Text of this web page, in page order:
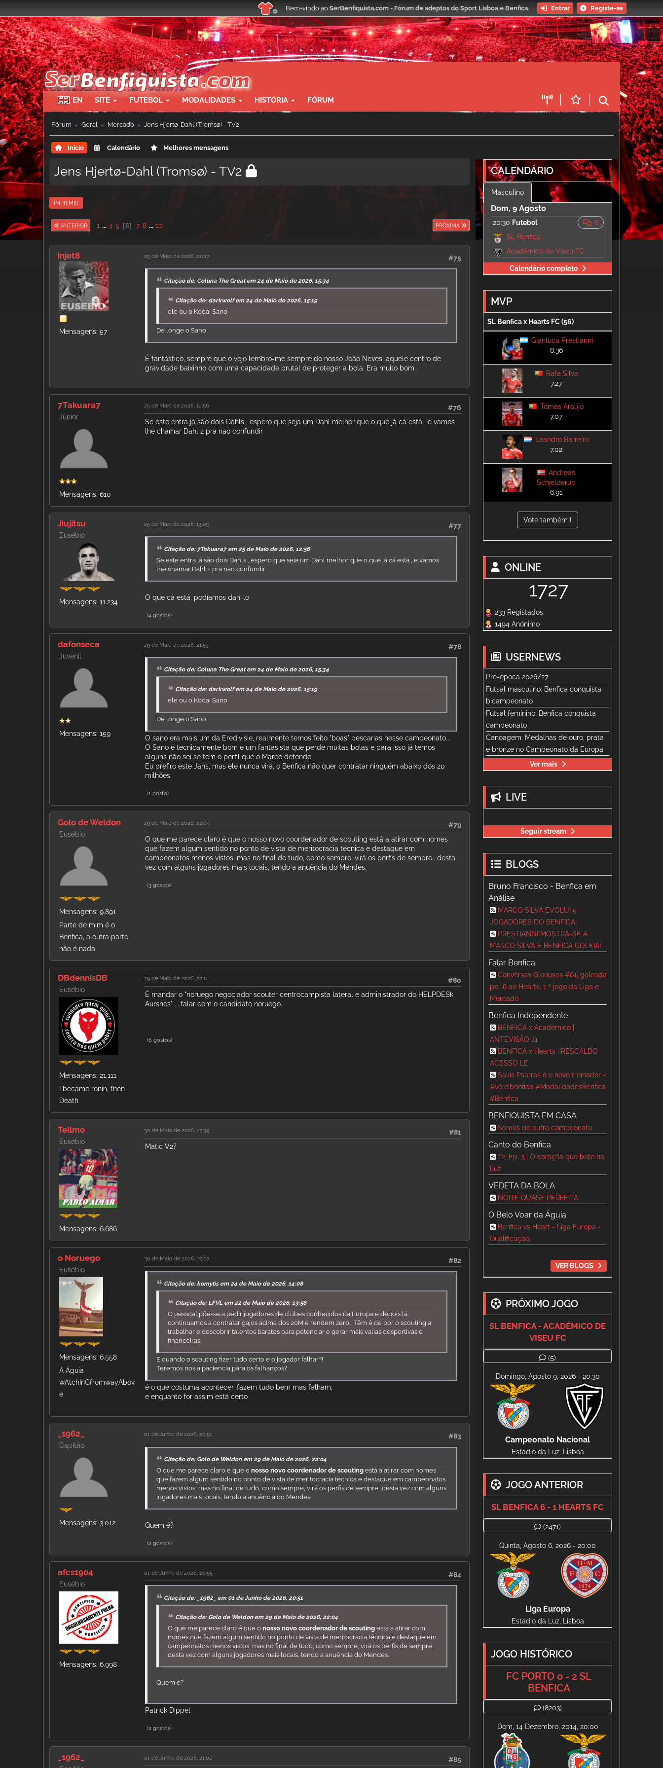
Bem-vindo ao SerBenfiquista.com - Fórum de adeptos do Sport Lisboa e Benfica. Entrar Registe-se
EN SITE FUTEBOL MODALIDADES HISTÓRIA FÓRUM
Fórum ► Geral ► Mercado ► Jens Hjertø-Dahl (Tromsø) - TV2
Início Calendário Melhores mensagens
Jens Hjertø-Dahl (Tromsø) - TV2
IMPRIMIR
ANTERIOR 1 ... 4 5 6 7 8 ... 10 PRÓXIMA
injet8
Mensagens: 57
#75
25 de Maio de 2026, 00:17
Citação de: Coluna The Great em 24 de Maio de 2026, 15:34
Citação de: darkwolf em 24 de Maio de 2026, 15:19
ele ou o Kodai Sano
De longe o Sano
É fantástico, sempre que o vejo lembro-me sempre do nosso João Neves, aquele centro de
gravidade baixinho com uma capacidade brutal de proteger a bola. Era muito bom.
7Takuara7
Júnior
Mensagens: 610
#76
25 de Maio de 2026, 12:56
Se este entra já são dois Dahls , espero que seja um Dahl melhor que o que já cá está , e vamos
lhe chamar Dahl 2 pra nao confundir
Jiujitsu
Eusébio
Mensagens: 11.234
#77
25 de Maio de 2026, 13:09
Citação de: 7Takuara7 em 25 de Maio de 2026, 12:56
Se este entra já são dois Dahls , espero que seja um Dahl melhor que o que já cá está , e vamos
lhe chamar Dahl 2 pra nao confundir
O que cá está, podíamos dah-lo
(4 gostos)
dafonseca
Juvenil
Mensagens: 159
#78
29 de Maio de 2026, 21:53
Citação de: Coluna The Great em 24 de Maio de 2026, 15:34
Citação de: darkwolf em 24 de Maio de 2026, 15:19
ele ou o Kodai Sano
De longe o Sano
O sano era mais um da Eredivisie, realmente temos feito "boas" pescarias nesse campeonato...
O Sano é tecnicamente bom e um fantasista que perde muitas bolas e para isso já temos
alguns não sei se tem o perfil que o Marco defende.
Eu prefiro este Jans, mas ele nunca virá, o Benfica não quer contratar ninguém abaixo dos 20
milhões.
(1 gosto)
Golo de Weldon
Eusébio
Mensagens: 9.891
Parte de mim é o
Benfica, a outra parte
não é nada
#79
29 de Maio de 2026, 22:04
O que me parece claro é que o nosso novo coordenador de scouting está a atirar com nomes
que fazem algum sentido no ponto de vista de meritocracia técnica e destaque em
campeonatos menos vistos, mas no final de tudo, como sempre, virá os perfis de sempre.. desta
vez com alguns jogadores mais locais, tendo a anuência do Mendes.
(3 gostos)
DBdennisDB
Eusébio
Mensagens: 21.111
I became ronin, then
Death
#80
29 de Maio de 2026, 22:11
È mandar o "noruego negociador scouter centrocampista lateral e administrador do HELPDESk
Aursnes" ....falar com o candidato noruego.
(6 gostos)
Tellmo
Eusébio
Mensagens: 6.686
#81
30 de Maio de 2026, 17:59
Matic V2?
o Noruego
Eusébio
Mensagens: 6.558
A Águia
wAtchInGfromwayAbov
e
#82
30 de Maio de 2026, 19:07
Citação de: komytis em 24 de Maio de 2026, 14:08
Citação de: LFVL em 22 de Maio de 2026, 13:56
O pessoal põe-se a pedir jogadores de clubes conhecidos da Europa e depois lá
continuamos a contratar gajos acima dos 20M e rendem zero... Têm é de por o scouting a
trabalhar e descobrir talentos baratos para potenciar e gerar mais valias desportivas e
financeiras.
E quando o scouting fizer tudo certo e o jogador falhar?!
Teremos nos a paciencia para os falhanços?
é o que costuma acontecer, fazem tudo bem mas falham,
e enquanto for assim está certo
_1962_
Capitão
Mensagens: 3.012
#83
01 de Junho de 2026, 20:51
Citação de: Golo de Weldon em 29 de Maio de 2026, 22:04
O que me parece claro é que onosso novo coordenador de scouting está a atirar com nomes
que fazem algum sentido no ponto de vista de meritocracia técnica e destaque em campeonatos
menos vistos, mas no final de tudo, como sempre, virá os perfis de sempre.. desta vez com alguns
jogadores mais locais, tendo a anuência do Mendes.
Quem é?
(2 gostos)
afcs1904
Eusébio
Mensagens: 6.998
#84
01 de Junho de 2026, 20:55
Citação de: _1962_ em 01 de Junho de 2026, 20:51
Citação de: Golo de Weldon em 29 de Maio de 2026, 22:04
O que me parece claro é que onosso novo coordenador de scouting está a atirar com
nomes que fazem algum sentido no ponto de vista de meritocracia técnica e destaque em
campeonatos menos vistos, mas no final de tudo, como sempre, virá os perfis de sempre..
desta vez com alguns jogadores mais locais, tendo a anuência do Mendes.
Quem é?
Patrick Dippel
(2 gostos)
_1962_ #85
01 de Junho de 2026, 21:02
CALENDÁRIO
Masculino
Dom, 9 Agosto
6
20:30 Futebol
SL Benfica
Académico de Viseu FC
Calendário completo
MVP
SL Benfica x Hearts FC (56)
Gianluca Prestianni
8.36
Rafa Silva
7.27
Tomás Araújo
7.07
Leandro Barreiro
7.02
Andreas
Schjelderup
6.91
Vote também !
ONLINE
1727
233 Registados
1494 Anónimo
USERNEWS
Pré-época 2026/27
Futsal masculino: Benfica conquista
bicampeonato
Futsal feminino: Benfica conquista
campeonato
Canoagem: Medalhas de ouro, prata
e bronze no Campeonato da Europa
Ver mais
LIVE
Seguir stream
BLOGS
Bruno Francisco - Benfica em
Análise
MARCO SILVA EVOLUI 5
JOGADORES DO BENFICA!
PRESTIANNI MOSTRA-SE A
MARCO SILVA E BENFICA GOLEIA!
Falar Benfica
Conversas Gloriosas #61, goleada
por 6 ao Hearts, 1 º jogo da Liga e
Mercado
Benfica Independente
BENFICA x Académico |
ANTEVISÃO J1
BENFICA x Hearts | RESCALDO
ACESSO LE
Sakis Psarras é o novo treinador -
#vóleibenfica #ModalidadesBenfica
#Benfica
BENFIQUISTA EM CASA
Somos de outro campeonato
Canto do Benfica
T2, Ep. 3 | O coração que bate na
Luz
VEDETA DA BOLA
NOITE QUASE PERFEITA
O Belo Voar da Águia
Benfica vs Heart - Liga Europa -
Qualificação.
VER BLOGS
PRÓXIMO JOGO
SL BENFICA - ACADÉMICO DE
VISEU FC
(5)
Domingo, Agosto 9, 2026 - 20:30
Campeonato Nacional
Estádio da Luz, Lisboa
JOGO ANTERIOR
SL BENFICA 6 - 1 HEARTS FC
(2471)
Quinta, Agosto 6, 2026 - 20:00
Liga Europa
Estádio da Luz, Lisboa
JOGO HISTÓRICO
FC PORTO 0 - 2 SL
BENFICA
(8203)
Dom, 14 Dezembro, 2014, 20:00